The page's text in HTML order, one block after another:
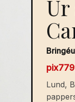
Ur
Lund,